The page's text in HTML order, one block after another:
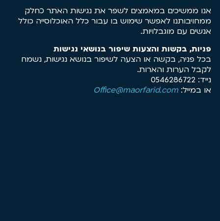
אנו ממשיכים במאמצים לשפר את נגישות האתר כחלק
ממחויבותנו לאפשר שימוש בו עבור כלל האוכלוסייה כולל
אנשים עם מוגבלויות.
פניות, בקשות והצעות שיפור בנושאי נגישות
בכל פניה, בקשה או הצעה לשיפור בנושא נגישות, נשמח
לקבל הערות והארות.
נייד: 0546286722
או במייל: Office@maorfarid.com